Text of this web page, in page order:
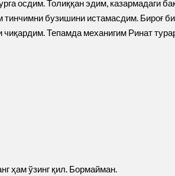
осдим. Толиққан эдим, казармадаги
бузишини истамасдим. Бироғ
Тепамда механигим Ринат
ҳам ўзинг қил. Бормайман.